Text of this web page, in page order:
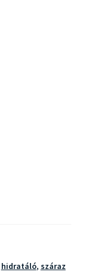
hidratáló, száraz